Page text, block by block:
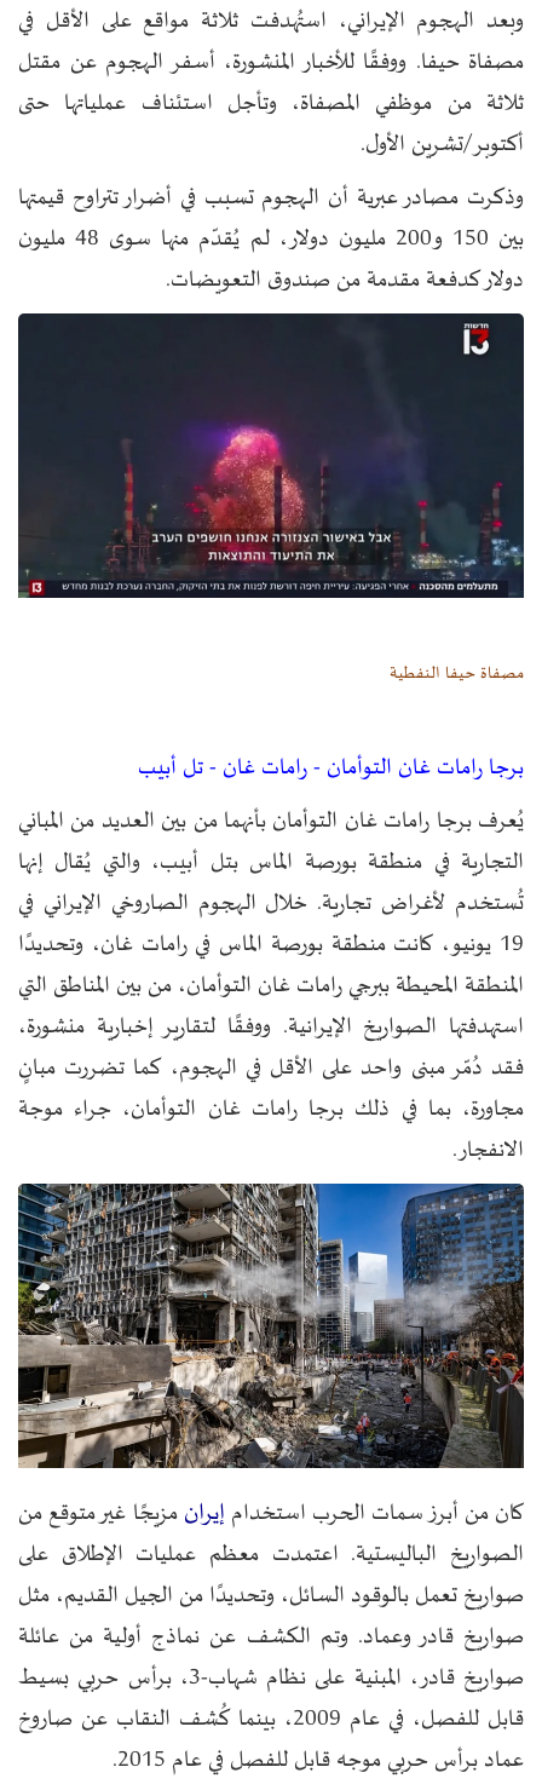
وبعد الهجوم الإيراني، استُهدفت ثلاثة مواقع على الأقل في
مصفاة حيفا. ووفقًا للأخبار المنشورة، أسفر الهجوم عن مقتل
ثلاثة من موظفي المصفاة، وتأجل استئناف عملياتها حتى
أكتوبر/تشرين الأول.
وذكرت مصادر عبرية أن الهجوم تسبب في أضرار تتراوح قيمتها
بين 150 و200 مليون دولار، لم يُقدّم منها سوى 48 مليون
دولار كدفعة مقدمة من صندوق التعويضات.
مصفاة حيفا النفطية
برجا رامات غان التوأمان - رامات غان - تل أبيب
يُعرف برجا رامات غان التوأمان بأنهما من بين العديد من المباني
التجارية في منطقة بورصة الماس بتل أبيب، والتي يُقال إنها
تُستخدم لأغراض تجارية. خلال الهجوم الصاروخي الإيراني في
19 يونيو، كانت منطقة بورصة الماس في رامات غان، وتحديدًا
المنطقة المحيطة ببرجي رامات غان التوأمان، من بين المناطق التي
استهدفتها الصواريخ الإيرانية. ووفقًا لتقارير إخبارية منشورة،
فقد دُمّر مبنى واحد على الأقل في الهجوم، كما تضررت مبانٍ
مجاورة، بما في ذلك برجا رامات غان التوأمان، جراء موجة
الانفجار.
كان من أبرز سمات الحرب استخدام إيرانمزيجًا غير متوقع من
الصواريخ الباليستية. اعتمدت معظم عمليات الإطلاق على
صواريخ تعمل بالوقود السائل، وتحديدًا من الجيل القديم، مثل
صواريخ قادر وعماد. وتم الكشف عن نماذج أولية من عائلة
صواريخ قادر، المبنية على نظام شهاب-3، برأس حربي بسيط
قابل للفصل، في عام 2009، بينما كُشف النقاب عن صاروخ
عماد برأس حربي موجه قابل للفصل في عام 2015.